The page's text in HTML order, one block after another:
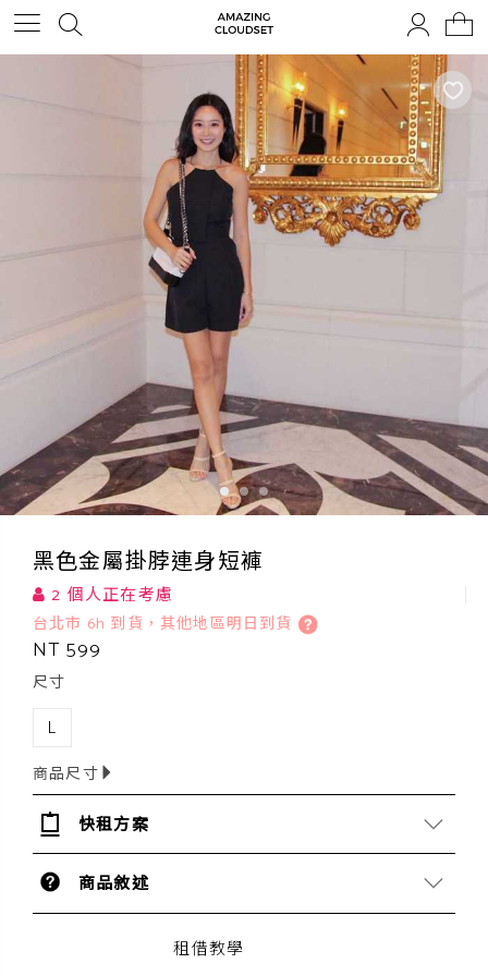
黑色金屬掛脖連身短褲
2 個人正在考慮
台北市 6h 到貨，其他地區明日到貨
NT 599
尺寸
L
商品尺寸
快租方案
商品敘述
租借教學